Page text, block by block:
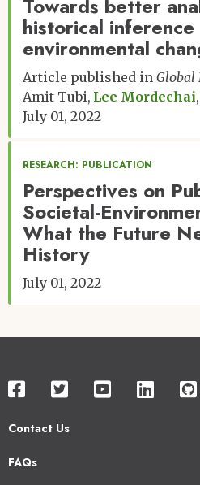
Towards better
historical
environmental
Article published in Global
Amit Tubi Lee Mordechai
July 01, 2022
RESEARCH: PUBLICATION
Perspectives on
Societal-
What the Future
History
July 01, 2022
Contact Us
Footer
FAQs